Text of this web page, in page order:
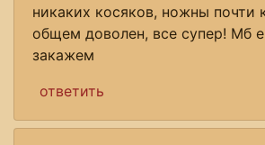
никаких косяков, ножны почти
общем доволен, все супер! Мб
закажем
ответить